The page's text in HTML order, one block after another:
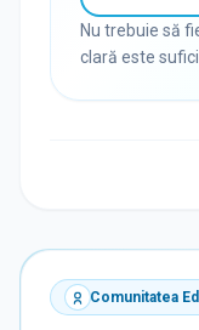
Nu trebuie să
clară este
Comunitatea